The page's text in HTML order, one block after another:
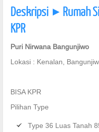
Deskripsi ] Rumah
KPR
Puri Nirwana Bangunjiwo
Lokasi : Kenalan,
BISA KPR
Pilihan Type
Type 36 Luas Tanah